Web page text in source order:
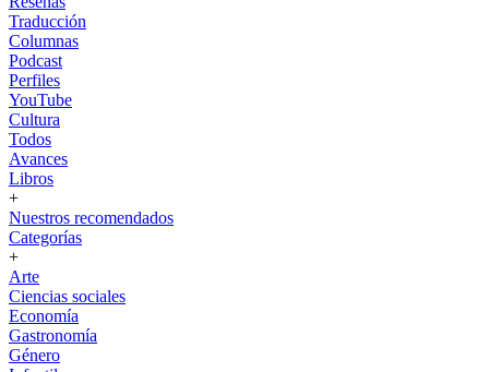
Traducción
Columnas
Podcast
Perfiles
YouTube
Cultura
Todos
Avances
Libros
+
Nuestros recomendados
Categorías
+
Arte
Ciencias sociales
Economía
Gastronomía
Género